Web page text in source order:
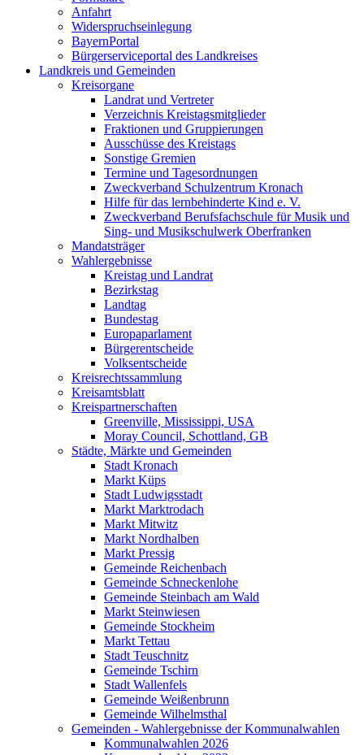
Anfahrt
Widerspruchseinlegung
BayernPortal
Bürgerserviceportal des Landkreises
Landkreis und Gemeinden
Kreisorgane
Landrat und Vertreter
Verzeichnis Kreistagsmitglieder
Fraktionen und Gruppierungen
Ausschüsse des Kreistags
Sonstige Gremien
Termine und Tagesordnungen
Zweckverband Schulzentrum Kronach
Hilfe für das lernbehinderte Kind e. V.
Zweckverband Berufsfachschule für Musik und
Sing- und Musikschulwerk Oberfranken
Mandatsträger
Wahlergebnisse
Kreistag und Landrat
Bezirkstag
Landtag
Bundestag
Europaparlament
Bürgerentscheide
Volksentscheide
Kreisrechtssammlung
Kreisamtsblatt
Kreispartnerschaften
Greenville, Mississippi, USA
Moray Council, Schottland, GB
Städte, Märkte und Gemeinden
Stadt Kronach
Markt Küps
Stadt Ludwigsstadt
Markt Marktrodach
Markt Mitwitz
Markt Nordhalben
Markt Pressig
Gemeinde Reichenbach
Gemeinde Schneckenlohe
Gemeinde Steinbach am Wald
Markt Steinwiesen
Gemeinde Stockheim
Markt Tettau
Stadt Teuschnitz
Gemeinde Tschirn
Stadt Wallenfels
Gemeinde Weißenbrunn
Gemeinde Wilhelmsthal
Gemeinden - Wahlergebnisse der Kommunalwahlen
Kommunalwahlen 2026